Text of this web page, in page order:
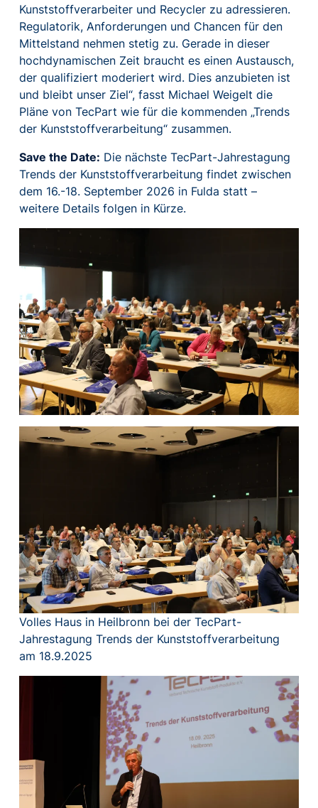
Kunststoffverarbeiter und Recycler zu adressieren.
Regulatorik, Anforderungen und Chancen für den
Mittelstand nehmen stetig zu. Gerade in dieser
hochdynamischen Zeit braucht es einen Austausch,
der qualifiziert moderiert wird. Dies anzubieten ist
und bleibt unser Ziel“, fasst Michael Weigelt die
Pläne von TecPart wie für die kommenden „Trends
der Kunststoffverarbeitung“ zusammen.
Save the Date: Die nächste TecPart-Jahrestagung
Trends der Kunststoffverarbeitung findet zwischen
dem 16.-18. September 2026 in Fulda statt –
weitere Details folgen in Kürze.
Volles Haus in Heilbronn bei der TecPart-
Jahrestagung Trends der Kunststoffverarbeitung
am 18.9.2025